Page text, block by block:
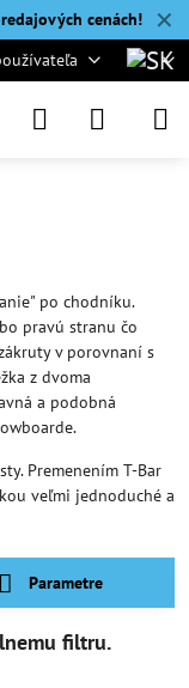
✕
cenách!
po chodníku.
pravú stranu čo
v porovnaní s
z dvoma
a podobná
Premenením T-Bar
veľmi jednoduché a
Parametre